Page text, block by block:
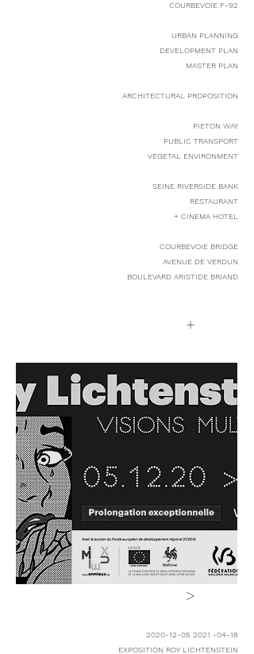
COURBEVOIE F-92
URBAN PLANNING
DEVELOPMENT PLAN
MASTER PLAN
ARCHITECTURAL PROPOSITION
PIETON WAY
PUBLIC TRANSPORT
VEGETAL ENVIRONMENT
SEINE RIVERSIDE BANK
RESTAURANT
+ CINEMA HOTEL
COURBEVOIE BRIDGE
AVENUE DE VERDUN
BOULEVARD ARISTIDE BRIAND
+
>
2020-12-05 2021 -04-18
EXPOSITION ROY LICHTENSTEIN